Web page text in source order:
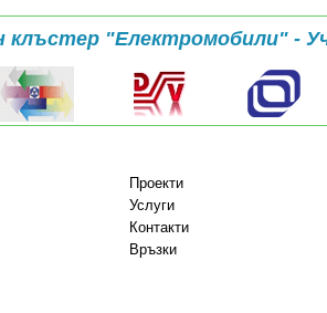
клъстер "Електромобили" -
Проекти
Услуги
Контакти
Връзки